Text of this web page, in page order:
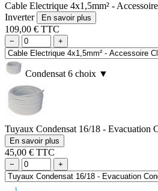
Cable Electrique 4x1,5mm² -
Inverter
En savoir plus
109,00 € TTC
− +
Condensat 6 choix ▼
Tuyaux Condensat 16/18 - Evacuation
En savoir plus
45,00 € TTC
− +